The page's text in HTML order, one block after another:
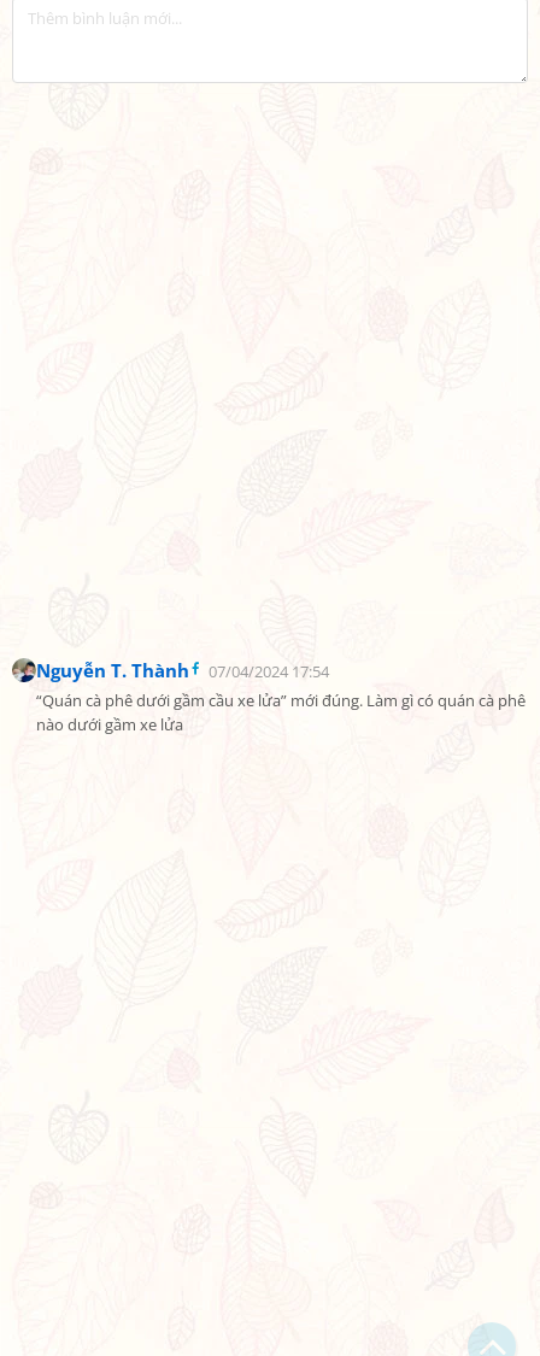
Nguyễn T. Thành
07/04/2024 17:54
“Quán cà phê dưới gầm cầu xe lửa” mới đúng. Làm gì có quán cà phê
nào dưới gầm xe lửa